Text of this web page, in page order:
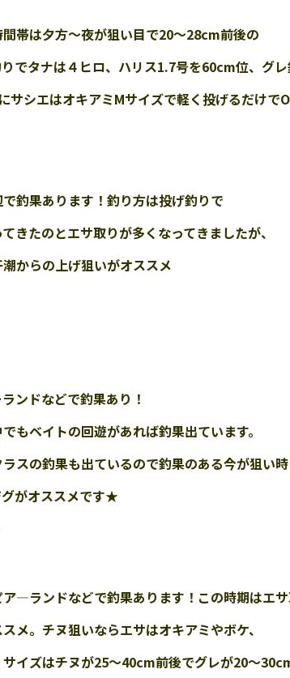
帯は夕方〜夜が狙い目で20～28cm前後の
でタナは４ヒロ、ハリス1.7号を60cm位、グ
サシエはオキアミMサイズで軽く投げるだけで
釣果あります！釣り方は投げ釣りで
きたのとエサ取りが多くなってきましたが、
からの上げ狙いがオススメ
ランドなどで釣果あり！
もベイトの回遊があれば釣果出ています。
スの釣果も出ているので釣果のある今が狙い時
がオススメです★
ア―ランドなどで釣果あります！この時期はエ
メ。チヌ狙いならエサはオキアミやボケ、
イズはチヌが25～40cm前後でグレが20～